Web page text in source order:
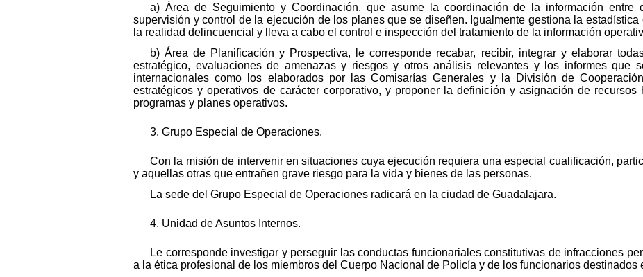
a) Área de Seguimiento y Coordinación, que asume la coordinación de la información entre
supervisión y control de la ejecución de los planes que se diseñen. Igualmente gestiona la
la realidad delincuencial y lleva a cabo el control e inspección del tratamiento de la información
b) Área de Planificación y Prospectiva, le corresponde recabar, recibir, integrar y elaborar
estratégico, evaluaciones de amenazas y riesgos y otros análisis relevantes y los informes que
internacionales como los elaborados por las Comisarías Generales y la División de
estratégicos y operativos de carácter corporativo, y proponer la definición y asignación de
programas y planes operativos.
3. Grupo Especial de Operaciones.
Con la misión de intervenir en situaciones cuya ejecución requiera una especial cualificación,
y aquellas otras que entrañen grave riesgo para la vida y bienes de las personas.
La sede del Grupo Especial de Operaciones radicará en la ciudad de Guadalajara.
4. Unidad de Asuntos Internos.
Le corresponde investigar y perseguir las conductas funcionariales constitutivas de infracciones
a la ética profesional de los miembros del Cuerpo Nacional de Policía y de los funcionarios destinados